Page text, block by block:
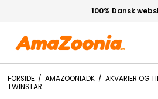
100% Dansk
FORSIDE / AMAZOONIADK / AKVARIER OG
TWINSTAR